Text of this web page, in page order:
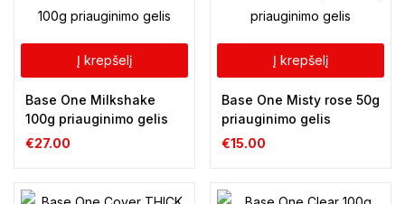
Į krepšelį
Base One Milkshake
100g priauginimo gelis
€27.00
Į krepšelį
Base One Misty rose 50g
priauginimo gelis
€15.00